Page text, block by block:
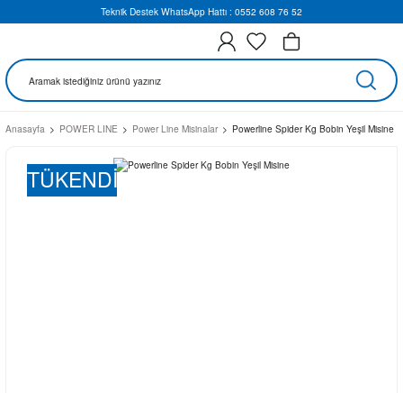
Teknik Destek WhatsApp Hattı : 0552 608 76 52
Anasayfa POWER LINE Power Line Misinalar Powerline Spider Kg Bobin Yeşil Misine
TÜKENDİ